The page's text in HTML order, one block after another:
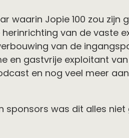
waarin Jopie 100 zou
van de vaste
van de
en gastvrije exploitant
en nog veel meer
sponsors was dit alles